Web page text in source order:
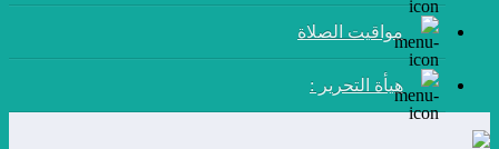
مواقيت الصلاة
هيأة التحرير :